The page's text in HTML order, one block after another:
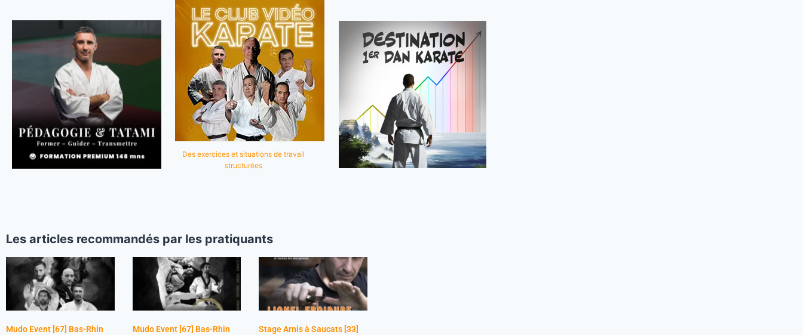
Des exercices et situations de travail
structurées
Les articles recommandés par les pratiquants
Mudo Event [67] Bas-Rhin Mudo Event [67] Bas-Rhin
Stage Arnis à Saucats [33]